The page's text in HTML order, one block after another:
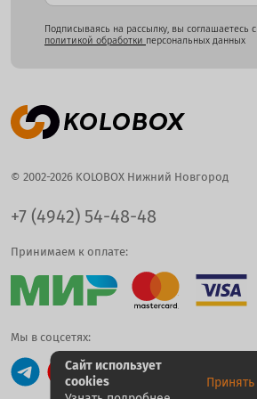
Подписываясь на рассылку, вы соглашаетесь с
политикой обработки персональных данных
© 2002-2026 KOLOBOX Нижний Новгород
+7 (4942) 54-48-48
Принимаем к оплате:
Мы в соцсетях:
Сайт использует
cookies
Принять